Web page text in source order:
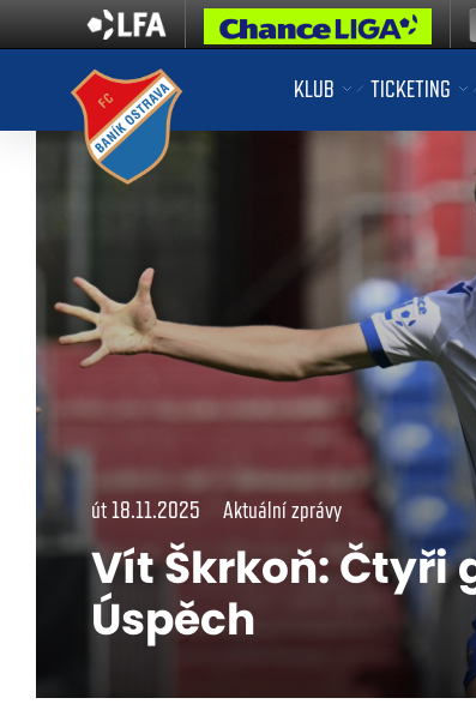
KLUB TICKETING
út 18.11.2025 Aktuální zprávy
Vít Škrkoň: Čtyři
Úspěch